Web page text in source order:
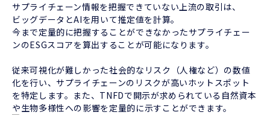
サプライチェーン情報を把握できていない上流の取引は、
ビッグデータとAIを用いて推定値を計算。
今まで定量的に把握することができなかったサプライチェー
ンのESGスコアを算出することが可能になります。
従来可視化が難しかった社会的なリスク（人権など）の数値
化を行い、サプライチェーンのリスクが高いホットスポット
を特定します。また、TNFDで開示が求められている自然資本
や生物多様性への影響を定量的に示すことができます。